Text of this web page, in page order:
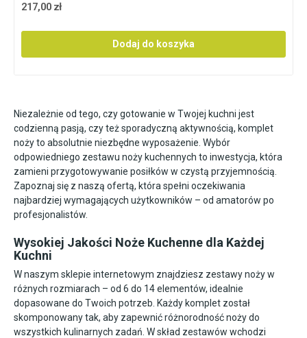
217,00 zł
Dodaj do koszyka
Niezależnie od tego, czy gotowanie w Twojej kuchni jest
codzienną pasją, czy też sporadyczną aktywnością, komplet
noży to absolutnie niezbędne wyposażenie. Wybór
odpowiedniego zestawu noży kuchennych to inwestycja, która
zamieni przygotowywanie posiłków w czystą przyjemnością.
Zapoznaj się z naszą ofertą, która spełni oczekiwania
najbardziej wymagających użytkowników – od amatorów po
profesjonalistów.
Wysokiej Jakości Noże Kuchenne dla Każdej
Kuchni
W naszym sklepie internetowym znajdziesz zestawy noży w
różnych rozmiarach – od 6 do 14 elementów, idealnie
dopasowane do Twoich potrzeb. Każdy komplet został
skomponowany tak, aby zapewnić różnorodność noży do
wszystkich kulinarnych zadań. W skład zestawów wchodzi